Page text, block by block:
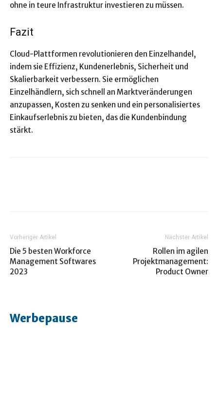
ohne in teure Infrastruktur investieren zu müssen.
Fazit
Cloud-Plattformen revolutionieren den Einzelhandel,
indem sie Effizienz, Kundenerlebnis, Sicherheit und
Skalierbarkeit verbessern. Sie ermöglichen
Einzelhändlern, sich schnell an Marktveränderungen
anzupassen, Kosten zu senken und ein personalisiertes
Einkaufserlebnis zu bieten, das die Kundenbindung
stärkt.
Vorheriger Artikel
Die 5 besten Workforce
Management Softwares
2023
Nächster Artikel
Rollen im agilen
Projektmanagement:
Product Owner
Werbepause